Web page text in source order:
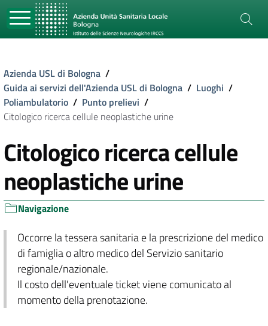
Azienda USL di Bologna /
Guida ai servizi dell'Azienda USL di Bologna / Luoghi /
Poliambulatorio / Punto prelievi /
Citologico ricerca cellule neoplastiche urine
Citologico ricerca cellule
neoplastiche urine
Navigazione
Occorre la tessera sanitaria e la prescrizione del medico
di famiglia o altro medico del Servizio sanitario
regionale/nazionale.
Il costo dell'eventuale ticket viene comunicato al
momento della prenotazione.